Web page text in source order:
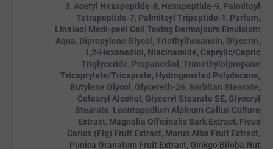
3, Acetyl Hexapeptide-8, Hexapeptide-9, Palmitoyl
Tetrapeptide-7, Palmitoyl Tripeptide-1, Parfum,
Linalool Medi-peel Cell Toxing Dermajours Emulsion:
Aqua, Dipropylene Glycol, Triethylhexanoin, Glycerin,
1,2-Hexanediol, Niacinamide, Caprylic/Capric
Triglyceride, Propanediol, Trimethylolpropane
Tricaprylate/Tricaprate, Hydrogenated Polydecene,
Butylene Glycol, Glycereth-26, Sorbitan Stearate,
Cetearyl Alcohol, Glyceryl Stearate SE, Glyceryl
Stearate, Leontopodium Alpinum Callus Culture
Extract, Magnolia Officinalis Bark Extract, Ficus
Carica (Fig) Fruit Extract, Morus Alba Fruit Extract,
Punica Granatum Fruit Extract, Ginkgo Biloba Nut